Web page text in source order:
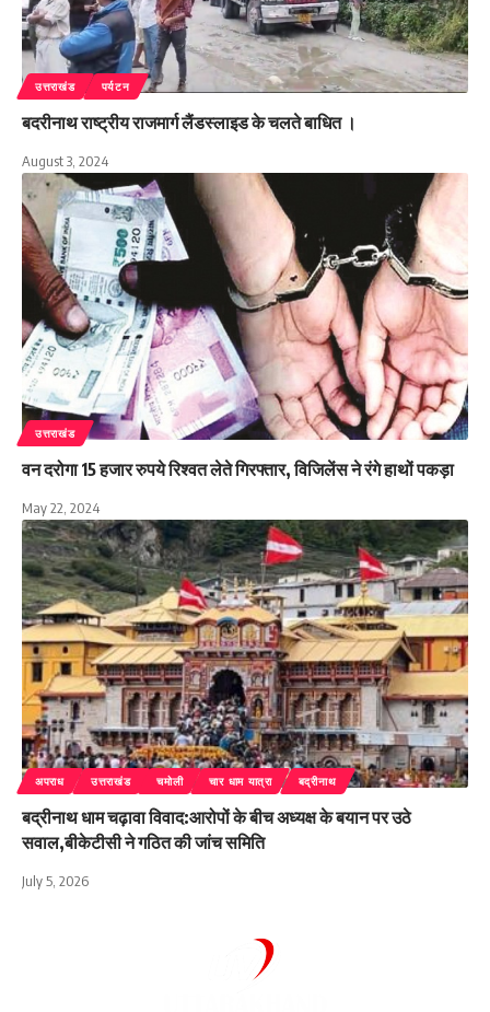
उत्तराखंड पर्यटन
बदरीनाथ राष्ट्रीय राजमार्ग लैंडस्लाइड के चलते बाधित ।
August 3, 2024
उत्तराखंड
वन दरोगा 15 हजार रुपये रिश्वत लेते गिरफ्तार, विजिलेंस ने रंगे हाथों पकड़ा
May 22, 2024
अपराध उत्तराखंड चमोली चार धाम यात्रा बद्रीनाथ
बद्रीनाथ धाम चढ़ावा विवाद:आरोपों के बीच अध्यक्ष के बयान पर उठे
सवाल,बीकेटीसी ने गठित की जांच समिति
July 5, 2026